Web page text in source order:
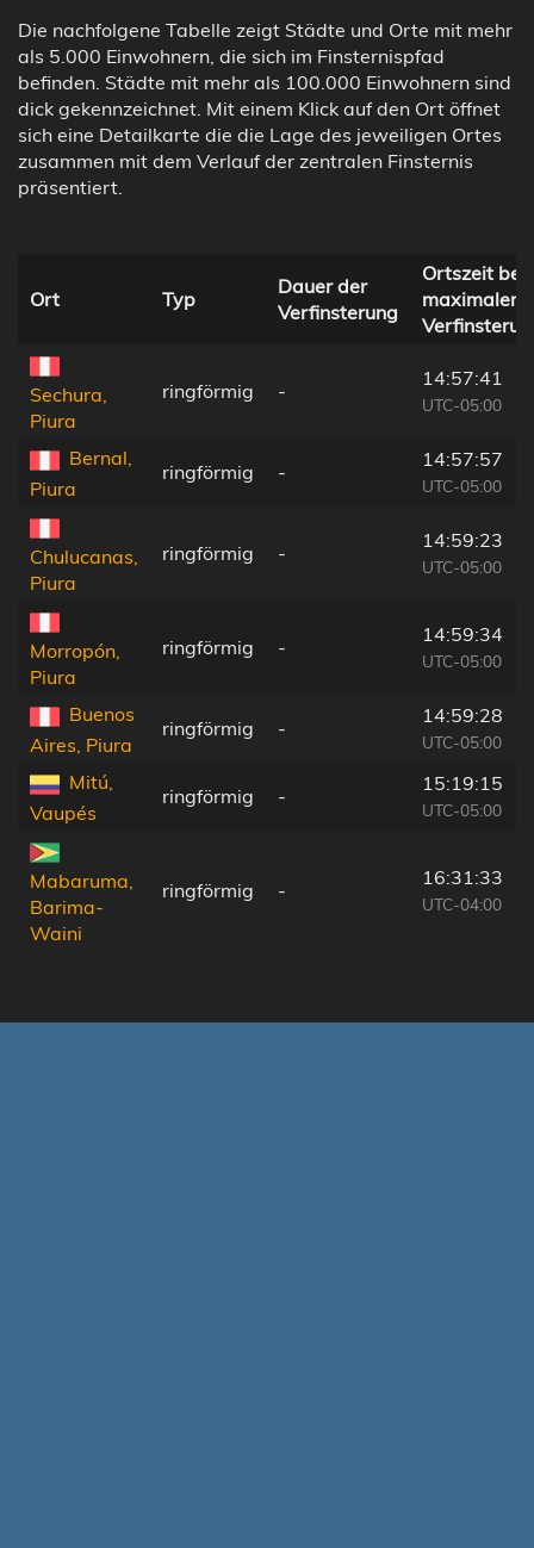
Die nachfolgene Tabelle zeigt Städte und Orte mit mehr
als 5.000 Einwohnern, die sich im Finsternispfad
befinden. Städte mit mehr als 100.000 Einwohnern sind
dick gekennzeichnet. Mit einem Klick auf den Ort öffnet
sich eine Detailkarte die die Lage des jeweiligen Ortes
zusammen mit dem Verlauf der zentralen Finsternis
präsentiert.
Ort Typ
Dauer der
Verfinsterung
Ortszeit bei
maximaler
Sechura,
Piura
ringförmig -
14:57:41
UTC-05:00
Bernal,
Piura
ringförmig -
14:57:57
UTC-05:00
Chulucanas,
Piura
ringförmig -
14:59:23
UTC-05:00
Morropón,
Piura
ringförmig -
14:59:34
UTC-05:00
Buenos
Aires, Piura
ringförmig -
14:59:28
UTC-05:00
Mitú,
Vaupés
ringförmig -
15:19:15
UTC-05:00
Mabaruma,
Barima-
Waini
ringförmig -
16:31:33
UTC-04:00